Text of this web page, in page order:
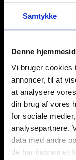
Samtykke
Denne
Vi bruger cookies
annoncer, til at
at analysere
din brug af vores
for sociale
analysepartnere.
data med andre
de har indsamlet